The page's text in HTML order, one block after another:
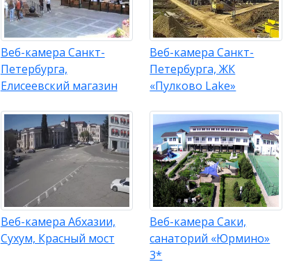
Веб-камера Санкт-
Петербурга,
Елисеевский магазин
Веб-камера Санкт-
Петербурга, ЖК
«Пулково Lake»
Веб-камера Абхазии,
Сухум, Красный мост
Веб-камера Саки,
санаторий «Юрмино»
3*